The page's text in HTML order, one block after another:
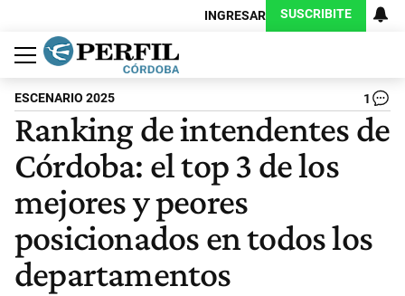
INGRESAR SUSCRIBITE
Política
Economía
Judiciales
Sociedad
Cultura
Espectáculos
Deportes
Protagonistas
ESCENARIO 2025 1
Ranking de intendentes de
Córdoba: el top 3 de los
mejores y peores
posicionados en todos los
departamentos